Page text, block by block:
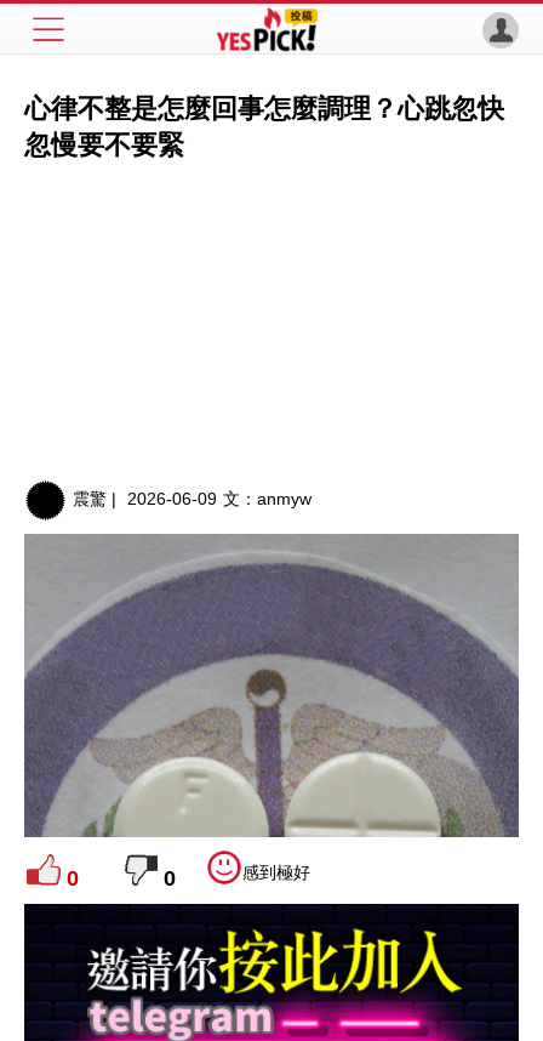
心律不整是怎麼回事怎麼調理？心跳忽快
忽慢要不要緊
震驚 | 2026-06-09 文： anmyw
0 0 感到極好